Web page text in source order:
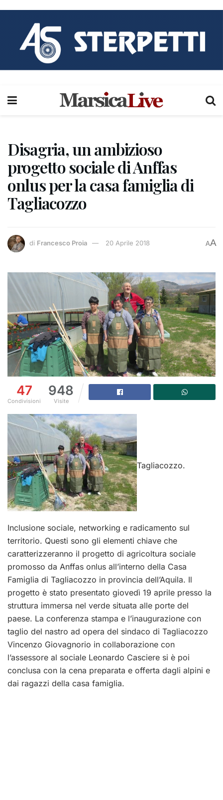
Disagria, un ambizioso
progetto sociale di Anffas
onlus per la casa famiglia di
Tagliacozzo
di Francesco Proia 20 Aprile 2018 AA
47
Condivisioni
948
Visite
Tagliacozzo.
Inclusione sociale, networking e radicamento sul
territorio. Questi sono gli elementi chiave che
caratterizzeranno il progetto di agricoltura sociale
promosso da Anffas onlus all’interno della Casa
Famiglia di Tagliacozzo in provincia dell’Aquila. Il
progetto è stato presentato giovedì 19 aprile presso la
struttura immersa nel verde situata alle porte del
paese. La conferenza stampa e l’inaugurazione con
taglio del nastro ad opera del sindaco di Tagliacozzo
Vincenzo Giovagnorio in collaborazione con
l’assessore al sociale Leonardo Casciere si è poi
conclusa con la cena preparata e offerta dagli alpini e
dai ragazzi della casa famiglia.